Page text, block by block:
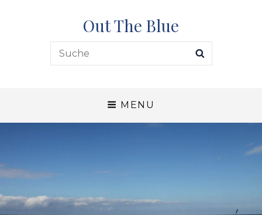
Out The Blue
Search
for:
MENU